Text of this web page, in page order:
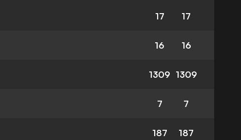
17 17
16 16
1309 1309
7 7
187 187